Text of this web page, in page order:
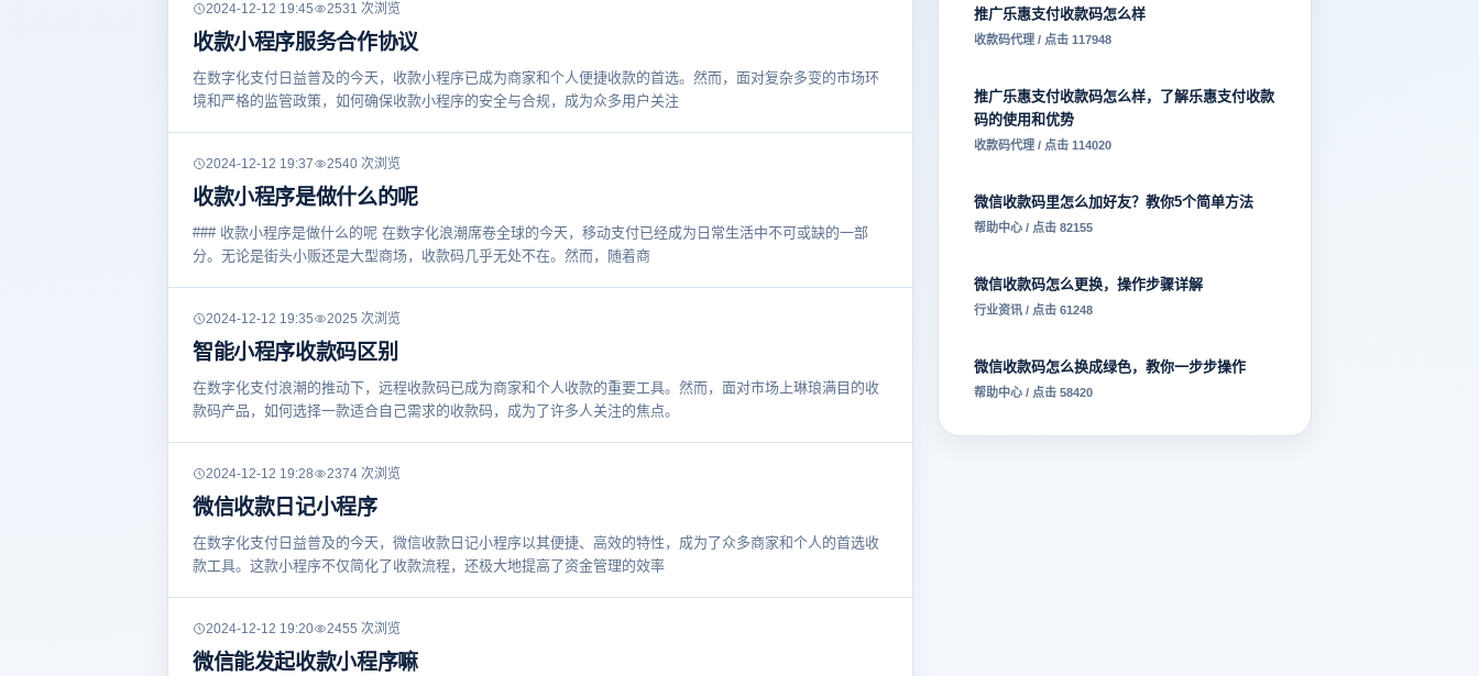
2024-12-12 19:45 2531 次浏览
收款小程序服务合作协议
在数字化支付日益普及的今天，收款小程序已成为商家和个人便捷收款的首选。然而，面对复杂多变的市场环
境和严格的监管政策，如何确保收款小程序的安全与合规，成为众多用户关注
2024-12-12 19:37 2540 次浏览
收款小程序是做什么的呢
### 收款小程序是做什么的呢 在数字化浪潮席卷全球的今天，移动支付已经成为日常生活中不可或缺的一部
分。无论是街头小贩还是大型商场，收款码几乎无处不在。然而，随着商
2024-12-12 19:35 2025 次浏览
智能小程序收款码区别
在数字化支付浪潮的推动下，远程收款码已成为商家和个人收款的重要工具。然而，面对市场上琳琅满目的收
款码产品，如何选择一款适合自己需求的收款码，成为了许多人关注的焦点。
2024-12-12 19:28 2374 次浏览
微信收款日记小程序
在数字化支付日益普及的今天，微信收款日记小程序以其便捷、高效的特性，成为了众多商家和个人的首选收
款工具。这款小程序不仅简化了收款流程，还极大地提高了资金管理的效率
2024-12-12 19:20 2455 次浏览
微信能发起收款小程序嘛
推广乐惠支付收款码怎么样
收款码代理 / 点击 117948
推广乐惠支付收款码怎么样，了解乐惠支付收款
码的使用和优势
收款码代理 / 点击 114020
微信收款码里怎么加好友？教你5个简单方法
帮助中心 / 点击 82155
微信收款码怎么更换，操作步骤详解
行业资讯 / 点击 61248
微信收款码怎么换成绿色，教你一步步操作
帮助中心 / 点击 58420